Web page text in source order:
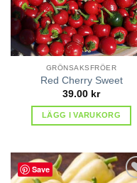
GRÖNSAKSFRÖER
Red Cherry Sweet
39.00 kr
LÄGG I VARUKORG
Save